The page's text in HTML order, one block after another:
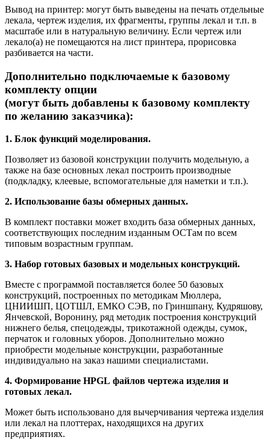
Вывод на принтер: могут быть выведены на печать отдельные
лекала, чертеж изделия, их фрагменты, группы лекал и т.п. в
масштабе или в натуральную величину. Если чертеж или
лекало(а) не помещаются на лист принтера, прорисовка
разбивается на части.
Дополнительно подключаемые к базовому
комплекту опции
(могут быть добавлены к базовому комплекту
по желанию заказчика):
1. Блок функций моделирования.
Позволяет из базовой конструкции получить модельную, а
также на базе основных лекал построить производные
(подкладку, клеевые, вспомогательные для наметки и т.п.).
2. Использование базы обмерных данных.
В комплект поставки может входить база обмерных данных,
соответствующих последним изданным ОСТам по всем
типовым возрастным группам.
3. Набор готовых базовых и модельных конструкций.
Вместе с программой поставляется более 50 базовых
конструкций, построенных по методикам Мюллера,
ЦНИИШП, ЦОТШЛ, ЕМКО СЭВ, по Гриншпану, Кудряшову,
Янчевской, Воронину, ряд методик построения конструкций
нижнего белья, спецодежды, трикотажной одежды, сумок,
перчаток и головных уборов. Дополнительно можно
приобрести модельные конструкции, разработанные
индивидуально на заказ нашими специалистами.
4. Формирование HPGL файлов чертежа изделия и
готовых лекал.
Может быть использовано для вычерчивания чертежа изделия
или лекал на плоттерах, находящихся на других
предприятиях.